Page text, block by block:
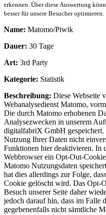
erkennen. Über diese Auswertung
besser für unsere Besucher optimieren.
Name: Matomo/Piwik
Dauer: 30 Tage
Art: 3rd Party
Kategorie: Statistik
Beschreibung: Diese Webseite
Webanalysedienst Matomo,
Die durch Matomo erhobenen
Analysezwecken in unserem
digitalfabriX GmbH gespeichert.
Nutzung Ihrer Daten nicht
Funktionen hier deaktivieren. In
Webbrowser ein Opt-Out-
Matomo Nutzungsdaten
hat dies allerdings zur Folge,
Cookie gelöscht wird. Das Opt-
Besuch unserer Seite daher
jedoch darauf hin, dass im Falle
gegebenenfalls nicht sämtliche